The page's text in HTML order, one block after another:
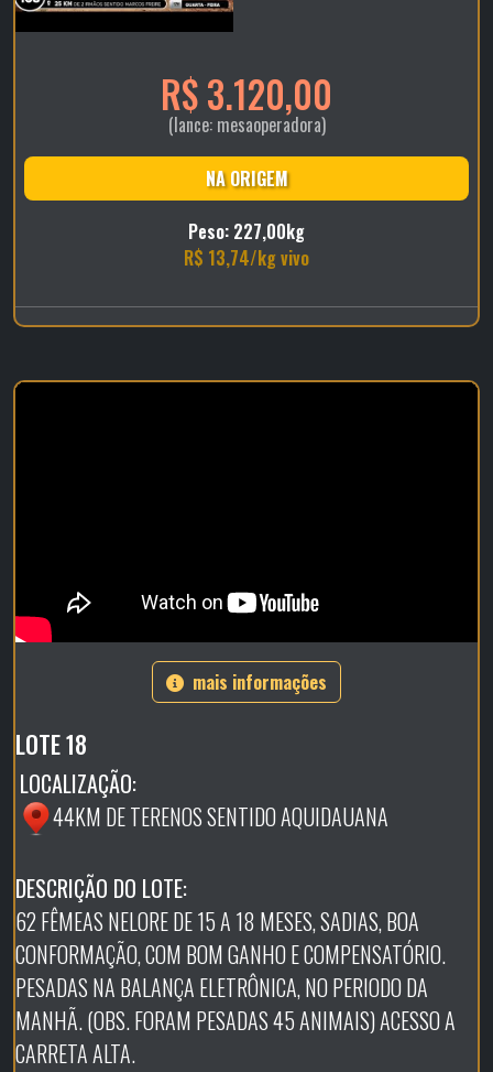
R$ 3.120,00
(lance: mesaoperadora)
NA ORIGEM
Peso: 227,00kg
R$ 13,74/kg vivo
mais informações
LOTE 18
LOCALIZAÇÃO:
44KM DE TERENOS SENTIDO AQUIDAUANA
DESCRIÇÃO DO LOTE:
62 FÊMEAS NELORE DE 15 A 18 MESES, SADIAS, BOA
CONFORMAÇÃO, COM BOM GANHO E COMPENSATÓRIO.
PESADAS NA BALANÇA ELETRÔNICA, NO PERIODO DA
MANHÃ. (OBS. FORAM PESADAS 45 ANIMAIS) ACESSO A
CARRETA ALTA.